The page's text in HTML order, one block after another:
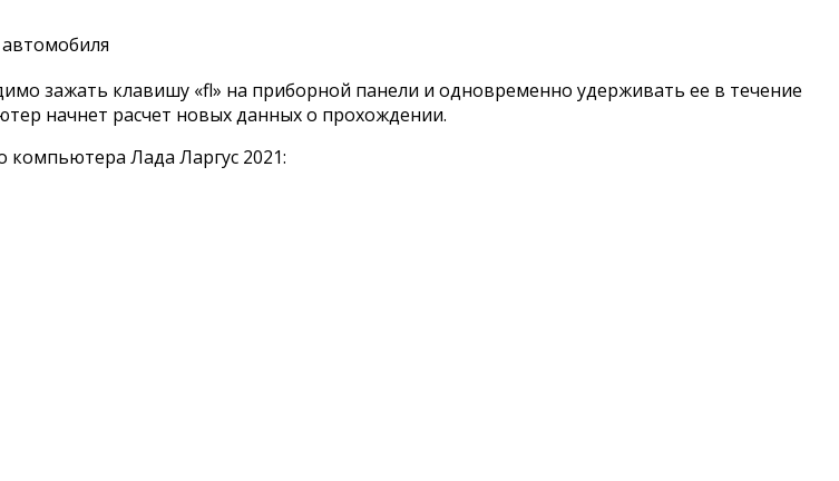
зажать клавишу «fl» на приборной панели и одновременно удерживать ее в течение
начнет расчет новых данных о прохождении.
Лада Ларгус 2021: